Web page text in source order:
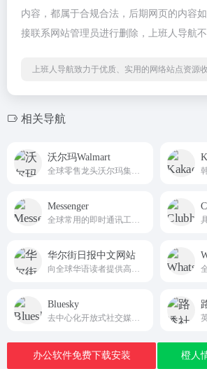
内容，都属于合规合法，后期网页的内容
接联系网站管理员进行删除，上班人导航不
上班人导航致力于优质、实用的网络站点资源
相关导航
沃尔玛Walmart
Messenger
华尔街日报中文网站
Bluesky
办公软件免费下载安装 橙人